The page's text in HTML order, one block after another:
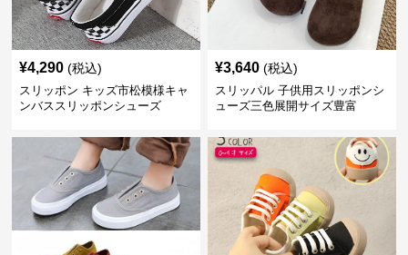
¥4,290 (税込)
スリッポン キッズ市松模様キャ
ンバススリッポンシューズ
¥3,640 (税込)
スリッパル 子供用スリッポンシ
ューズ三色展開サイズ豊富